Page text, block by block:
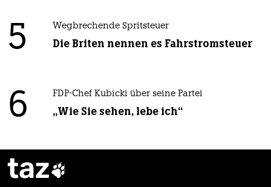
5 Wegbrechende Spritsteuer
Die Briten nennen es Fahrstromsteuer
6 FDP-Chef Kubicki über seine Partei
„Wie Sie sehen, lebe ich“
taz